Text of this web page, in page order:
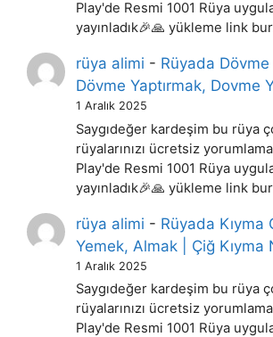
Play'de Resmi 1001 Rüya
yayınladık🎉🙏 yükleme link
rüya alimi - Rüyada
Dövme Yaptırmak, Dovme
1 Aralık 2025
Saygıdeğer kardeşim bu rüya
rüyalarınızı ücretsiz
Play'de Resmi 1001 Rüya
yayınladık🎉🙏 yükleme link
rüya alimi - Rüyada Kıyma
Yemek, Almak | Çiğ Kıyma
1 Aralık 2025
Saygıdeğer kardeşim bu rüya
rüyalarınızı ücretsiz
Play'de Resmi 1001 Rüya